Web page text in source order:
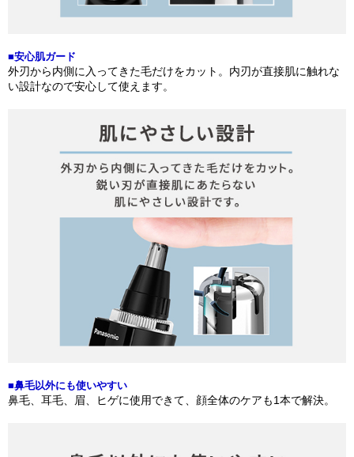
■安心肌ガード
外刃から内側に入ってきた毛だけをカット。内刃が直接肌に触れな
い設計なので安心して使えます。
■鼻毛以外にも使いやすい
鼻毛、耳毛、眉、ヒゲに使用できて、顔全体のケアも1本で解決。